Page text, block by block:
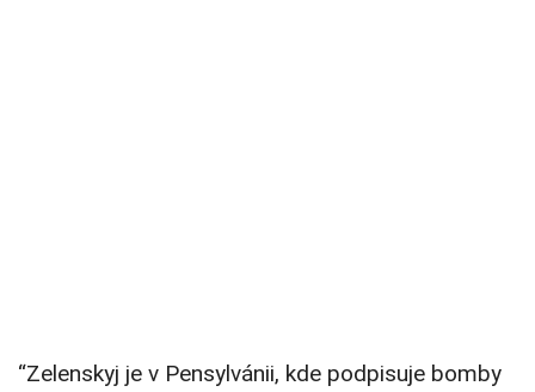
“Zelenskyj je v Pensylvánii, kde podpisuje bomby